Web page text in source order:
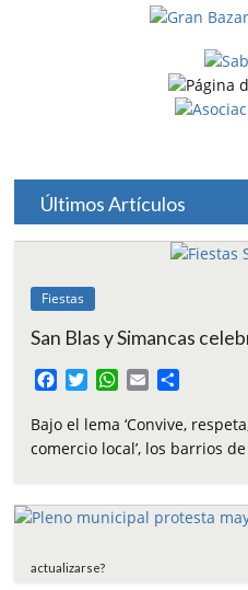
Últimos Artículos
Fiestas
San Blas y Simancas
F
c
e
o
T
i
t
r
W
a
t
p
p
E
a
i
m
p
t
Bajo el lema ‘Convive,
comercio local’, los barrios
actualizarse?